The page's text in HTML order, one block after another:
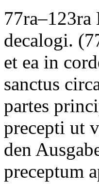
77ra–123ra
decalogi.
et ea in
sanctus
partes
precepti ut
den
preceptum